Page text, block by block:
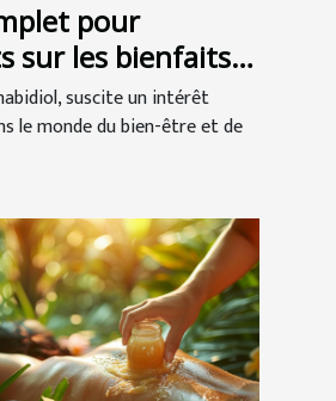
pour
sur les bienfaits
suscite un intérêt
le monde du bien-être et de